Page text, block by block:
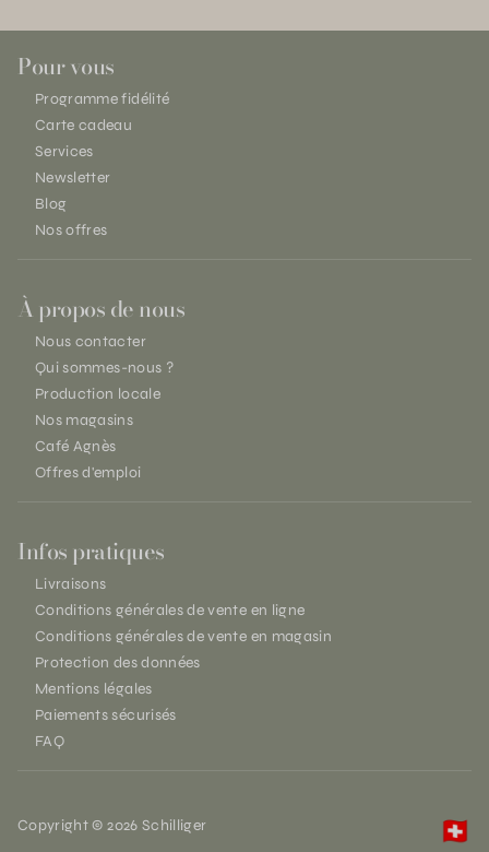
Pour vous
Programme fidélité
Carte cadeau
Services
Newsletter
Blog
Nos offres
À propos de nous
Nous contacter
Qui sommes-nous ?
Production locale
Nos magasins
Café Agnès
Offres d'emploi
Infos pratiques
Livraisons
Conditions générales de vente en ligne
Conditions générales de vente en magasin
Protection des données
Mentions légales
Paiements sécurisés
FAQ
Copyright © 2026 Schilliger 🇨🇭